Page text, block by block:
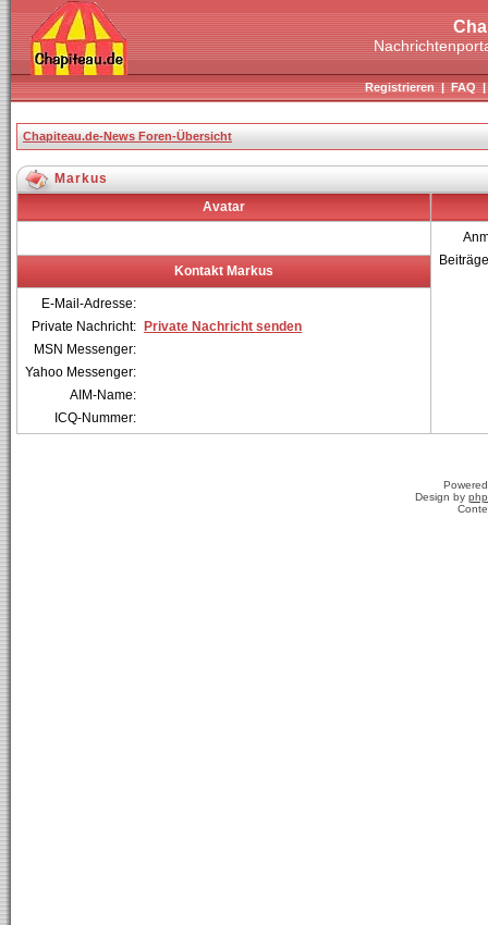
Registrieren|FAQ
Chapiteau.de-News Foren-Übersicht
Markus
Avatar
Kontakt Markus
E-Mail-Adresse:
Private Nachricht:
Private Nachricht senden
MSN Messenger:
Yahoo Messenger:
AIM-Name:
ICQ-Nummer:
Design by